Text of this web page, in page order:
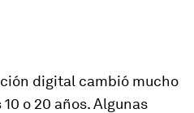
digital cambió mucho
o 20 años. Algunas